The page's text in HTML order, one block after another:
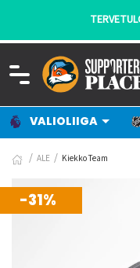
VALIOLIIGA
ALE Kiekko Team
-31%